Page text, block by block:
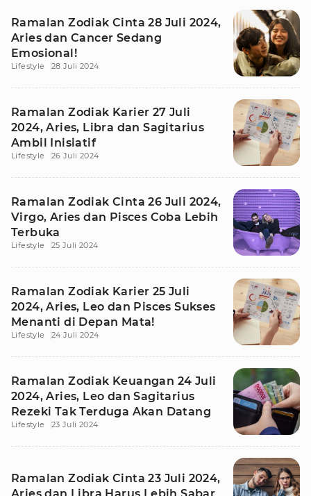
Ramalan Zodiak Cinta 28 Juli 2024,
Aries dan Cancer Sedang
Emosional!
Lifestyle 28 Juli 2024
Ramalan Zodiak Karier 27 Juli
2024, Aries, Libra dan Sagitarius
Ambil Inisiatif
Lifestyle 26 Juli 2024
Ramalan Zodiak Cinta 26 Juli 2024,
Virgo, Aries dan Pisces Coba Lebih
Terbuka
Lifestyle 25 Juli 2024
Ramalan Zodiak Karier 25 Juli
2024, Aries, Leo dan Pisces Sukses
Menanti di Depan Mata!
Lifestyle 24 Juli 2024
Ramalan Zodiak Keuangan 24 Juli
2024, Aries, Leo dan Sagitarius
Rezeki Tak Terduga Akan Datang
Lifestyle 23 Juli 2024
Ramalan Zodiak Cinta 23 Juli 2024,